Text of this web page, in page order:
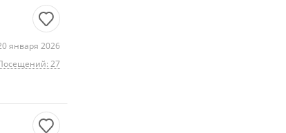
января 2026
27